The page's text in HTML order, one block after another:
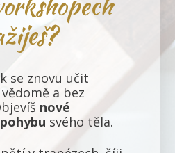
se znovu učit
a bez
nové
svého těla.